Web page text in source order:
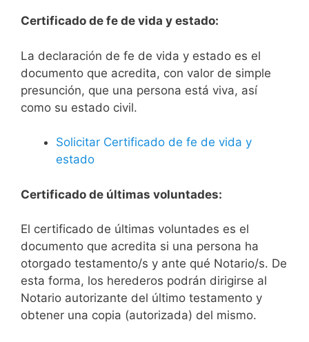
Certificado de fe de vida y estado:
La declaración de fe de vida y estado es el
documento que acredita, con valor de simple
presunción, que una persona está viva, así
como su estado civil.
Solicitar Certificado de fe de vida y
estado
Certificado de últimas voluntades:
El certificado de últimas voluntades es el
documento que acredita si una persona ha
otorgado testamento/s y ante qué Notario/s. De
esta forma, los herederos podrán dirigirse al
Notario autorizante del último testamento y
obtener una copia (autorizada) del mismo.